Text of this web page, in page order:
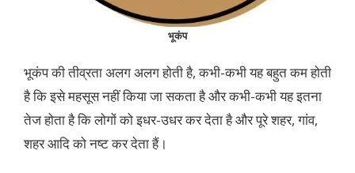
भूकंप
भूकंप की तीव्रता अलग अलग होती है, कभी-कभी यह बहुत कम होती
है कि इसे महसूस नहीं किया जा सकता है और कभी-कभी यह इतना
तेज होता है कि लोगों को इधर-उधर कर देता है और पूरे शहर, गांव,
शहर आदि को नष्ट कर देता हैं।